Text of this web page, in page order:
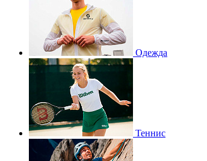
Одежда
Теннис